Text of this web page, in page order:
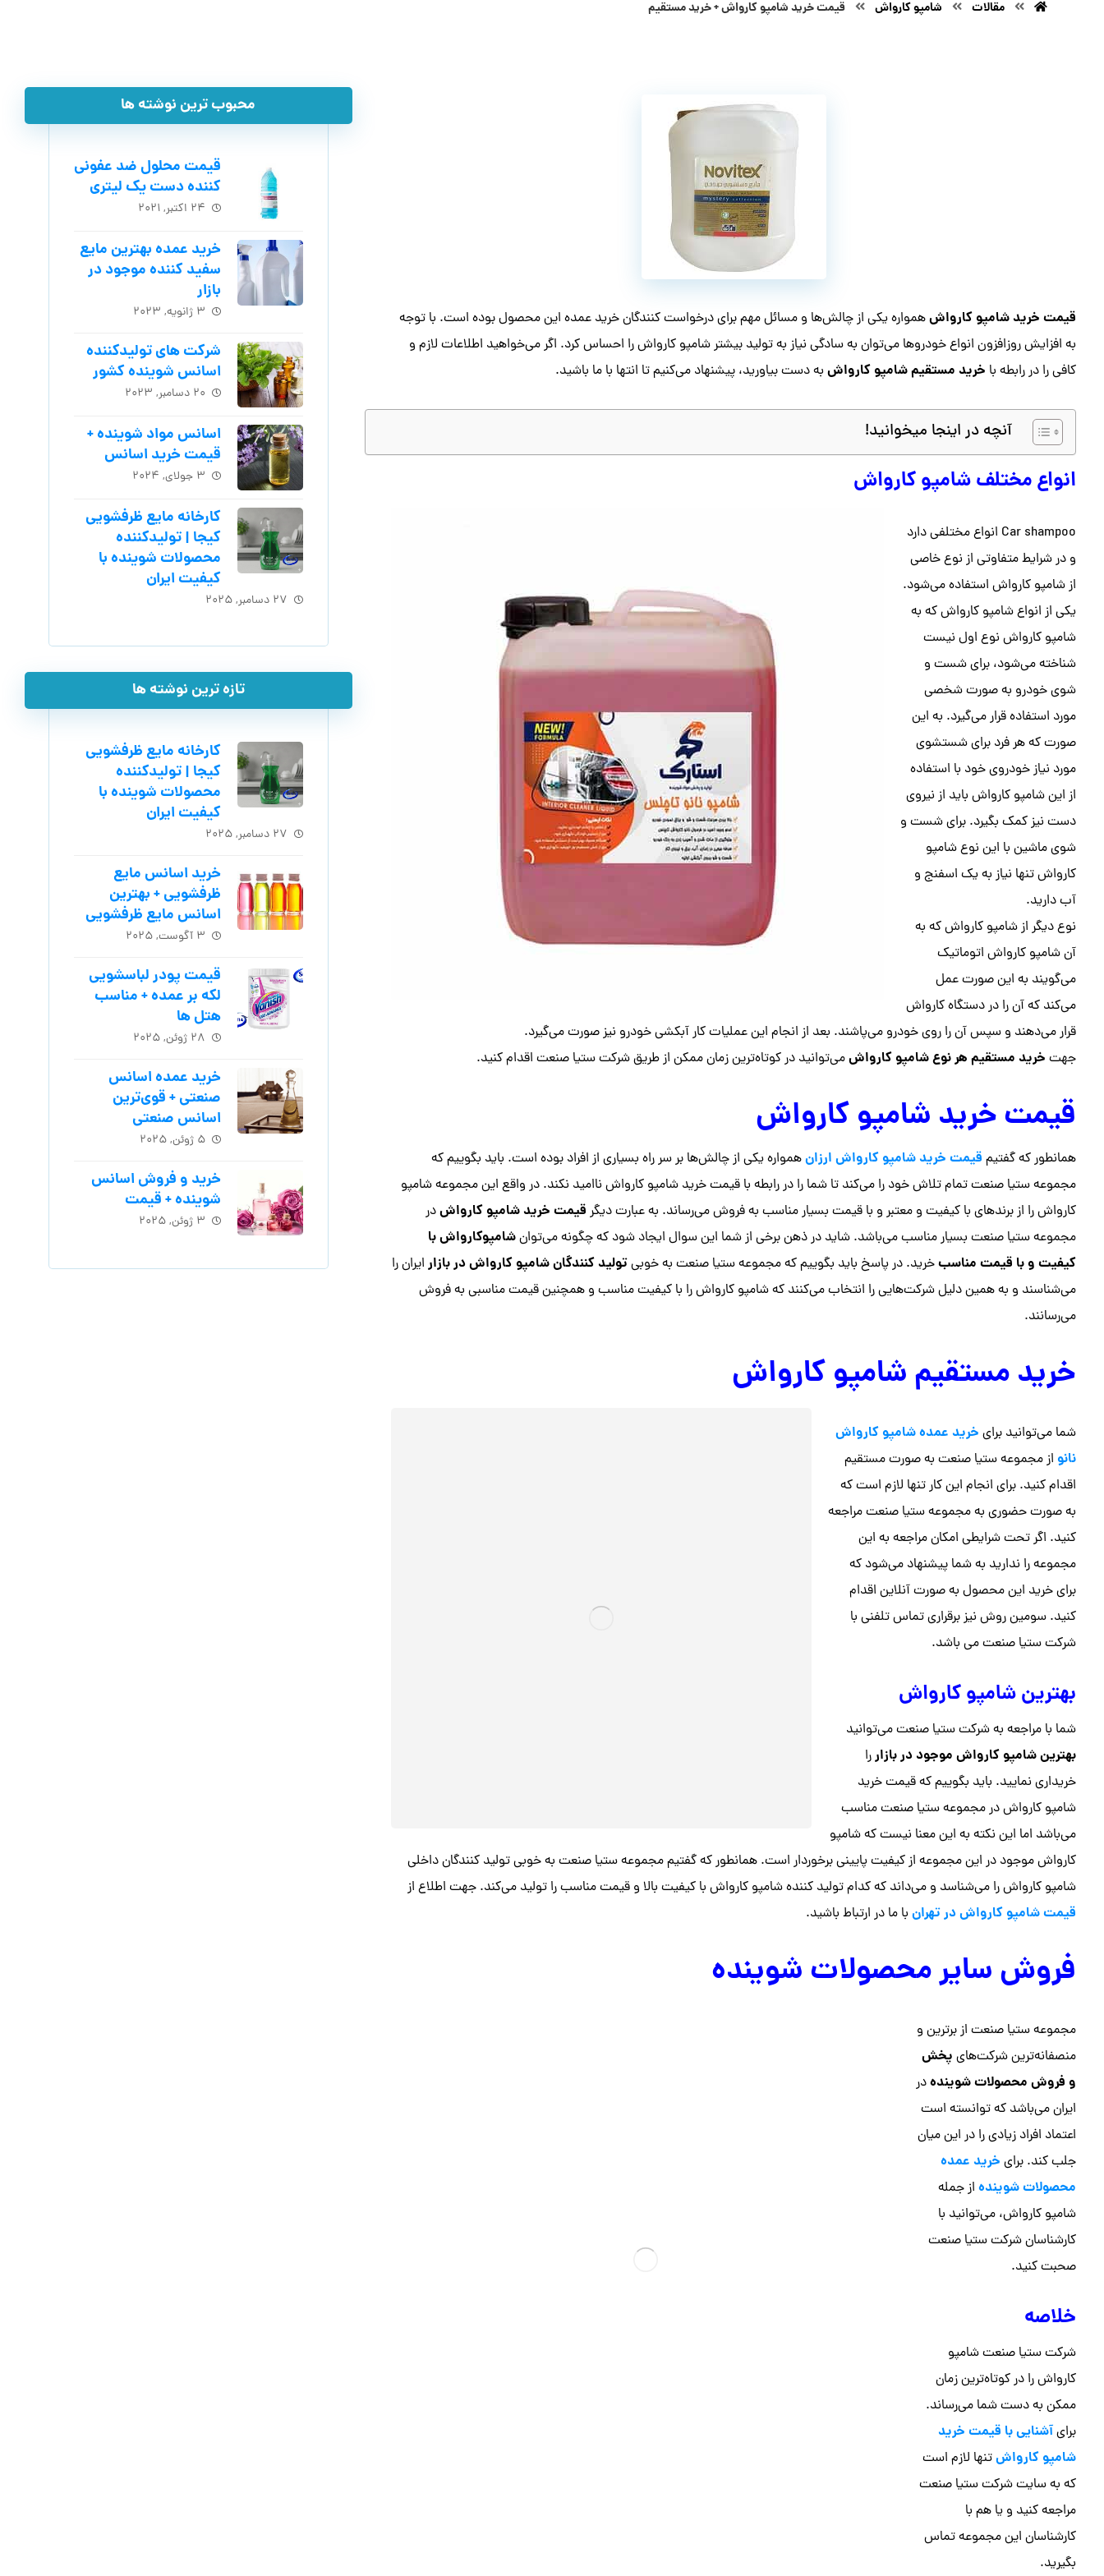
مقالات شامپو کارواش قیمت خرید شامپو کارواش + خرید مستقیم
قیمت خرید شامپو کارواشهمواره یکی از چالش‌ها و مسائل مهم برای درخواست کنندگان خرید عمده این محصول بوده است. با توجه
به افزایش روزافزون انواع خودروها می‌توان به سادگی نیاز به تولید بیشتر شامپو کارواش را احساس کرد. اگر می‌خواهید اطلاعات لازم و
کافی را در رابطه با خرید مستقیم شامپو کارواشبه دست بیاورید، پیشنهاد می‌کنیم تا انتها با ما باشید.
آنچه در اینجا میخوانید!
انواع مختلف شامپو کارواش
Car shampoo انواع مختلفی دارد
و در شرایط متفاوتی از نوع خاصی
از شامپو کارواش استفاده می‌شود.
یکی از انواع شامپو کارواش که به
شامپو کارواش نوع اول نیست
شناخته می‌شود، برای شست و
شوی خودرو به صورت شخصی
مورد استفاده قرار می‌گیرد. به این
صورت که هر فرد برای شستشوی
مورد نیاز خودروی خود با استفاده
از این شامپو کارواش باید از نیروی
دست نیز کمک بگیرد. برای شست و
شوی ماشین با این نوع شامپو
کارواش تنها نیاز به یک اسفنج و
آب دارید.
نوع دیگر از شامپو کارواش که به
آن شامپو کارواش اتوماتیک
می‌گویند به این صورت عمل
می‌کند که آن را در دستگاه کارواش
قرار می‌دهند و سپس آن را روی خودرو می‌پاشند. بعد از انجام این عملیات کار آبکشی خودرو نیز صورت می‌گیرد.
جهت خرید مستقیم هر نوع شامپو کارواشمی‌توانید در کوتاه‌ترین زمان ممکن از طریق شرکت ستیا صنعت اقدام کنید.
قیمت خرید شامپو کارواش
همانطور که گفتیم قیمت خرید شامپو کارواش ارزانهمواره یکی از چالش‌ها بر سر راه بسیاری از افراد بوده است. باید بگوییم که
مجموعه ستیا صنعت تمام تلاش خود را می‌کند تا شما را در رابطه با قیمت خرید شامپو کارواش ناامید نکند. در واقع این مجموعه شامپو
کارواش را از برندهای با کیفیت و معتبر و با قیمت بسیار مناسب به فروش می‌رساند. به عبارت دیگر قیمت خرید شامپو کارواشدر
مجموعه ستیا صنعت بسیار مناسب می‌باشد. شاید در ذهن برخی از شما این سوال ایجاد شود که چگونه می‌توانشامپوکارواش با
کیفیت و با قیمت مناسبخرید. در پاسخ باید بگوییم که مجموعه ستیا صنعت به خوبیتولید کنندگان شامپو کارواش در بازارایران را
می‌شناسند و به همین دلیل شرکت‌هایی را انتخاب می‌کنند که شامپو کارواش را با کیفیت مناسب و همچنین قیمت مناسبی به فروش
می‌رسانند.
خرید مستقیم شامپو کارواش
شما می‌توانید برای خرید عمده شامپو کارواش
نانو از مجموعه ستیا صنعت به صورت مستقیم
اقدام کنید. برای انجام این کار تنها لازم است که
به صورت حضوری به مجموعه ستیا صنعت مراجعه
کنید. اگر تحت شرایطی امکان مراجعه به این
مجموعه را ندارید به شما پیشنهاد می‌شود که
برای خرید این محصول به صورت آنلاین اقدام
کنید. سومین روش نیز برقراری تماس تلفنی با
شرکت ستیا صنعت می باشد.
بهترین شامپو کارواش
شما با مراجعه به شرکت ستیا صنعت می‌توانید
بهترین شامپو کارواش موجود در بازاررا
خریداری نمایید. باید بگوییم که قیمت خرید
شامپو کارواش در مجموعه ستیا صنعت مناسب
می‌باشد اما این نکته به این معنا نیست که شامپو
کارواش موجود در این مجموعه از کیفیت پایینی برخوردار است. همانطور که گفتیم مجموعه ستیا صنعت به خوبی تولید کنندگان داخلی
شامپو کارواش را می‌شناسد و می‌داند که کدام تولید کننده شامپو کارواش با کیفیت بالا و قیمت مناسب را تولید می‌کند. جهت اطلاع از
قیمت شامپو کارواش در تهرانبا ما در ارتباط باشید.
فروش سایر محصولات شوینده
مجموعه ستیا صنعت از برترین و
منصفانه‌ترین شرکت‌های پخش
و فروش محصولات شویندهدر
ایران می‌باشد که توانسته است
اعتماد افراد زیادی را در این میان
جلب کند‌. برای خرید عمده
محصولات شویندهاز جمله
شامپو کارواش، می‌توانید با
کارشناسان شرکت ستیا صنعت
صحبت کنید.
خلاصه
شرکت ستیا صنعت شامپو
کارواش را در کوتاه‌ترین زمان
ممکن به دست شما می‌رساند.
برایآشنایی با قیمت خرید
شامپو کارواشتنها لازم است
که به سایت شرکت ستیا صنعت
مراجعه کنید و یا هم با
کارشناسان این مجموعه تماس
بگیرید.
محبوب ترین نوشته ها
قیمت محلول ضد عفونی
کننده دست یک لیتری
۲۴ اکتبر, ۲۰۲۱
خرید عمده بهترین مایع
سفید کننده موجود در
بازار
۳ ژانویه, ۲۰۲۳
شرکت های تولیدکننده
اسانس شوینده کشور
۲۰ دسامبر, ۲۰۲۳
اسانس مواد شوینده +
قیمت خرید اسانس
۳ جولای, ۲۰۲۴
کارخانه مایع ظرفشویی
کیجا | تولیدکننده
محصولات شوینده با
کیفیت ایران
۲۷ دسامبر, ۲۰۲۵
تازه ترین نوشته ها
کارخانه مایع ظرفشویی
کیجا | تولیدکننده
محصولات شوینده با
کیفیت ایران
۲۷ دسامبر, ۲۰۲۵
خرید اسانس مایع
ظرفشویی + بهترین
اسانس مایع ظرفشویی
۳ آگوست, ۲۰۲۵
قیمت پودر لباسشویی
لکه بر عمده + مناسب
هتل ها
۲۸ ژوئن, ۲۰۲۵
خرید عمده اسانس
صنعتی + قوی‌ترین
اسانس‌ صنعتی
۵ ژوئن, ۲۰۲۵
خرید و فروش اسانس
شوینده + قیمت
۳ ژوئن, ۲۰۲۵